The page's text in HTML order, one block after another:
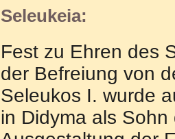
Seleukeia:
Fest zu Ehren des
der Befreiung von
Seleukos I. wurde
in Didyma als